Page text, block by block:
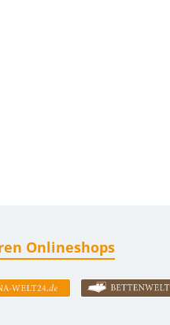
Onlineshops